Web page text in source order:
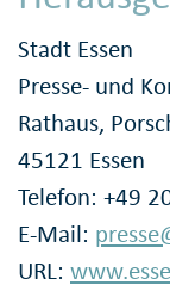
Stadt Essen
Presse- und
Rathaus,
45121 Essen
Telefon: +49
E-Mail:
URL: